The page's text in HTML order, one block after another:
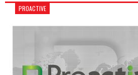
PROACTIVE